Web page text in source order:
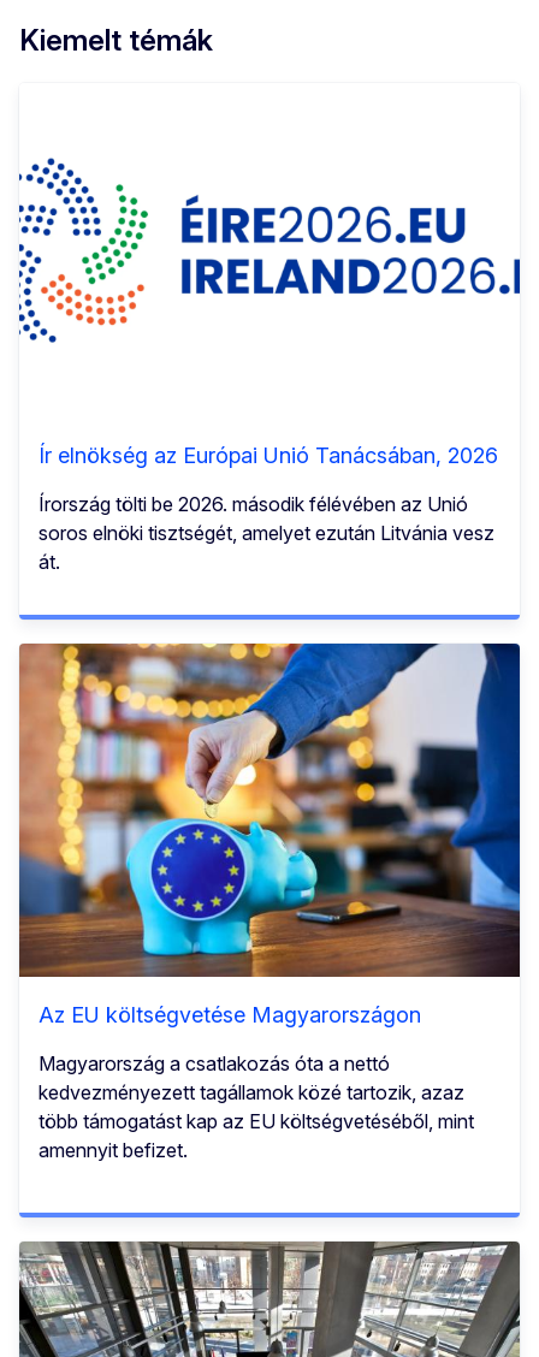
Kiemelt témák
Ír elnökség az Európai Unió Tanácsában, 2026
Írország tölti be 2026. második félévében az Unió
soros elnöki tisztségét, amelyet ezután Litvánia vesz
át.
Az EU költségvetése Magyarországon
Magyarország a csatlakozás óta a nettó
kedvezményezett tagállamok közé tartozik, azaz
több támogatást kap az EU költségvetéséből, mint
amennyit befizet.